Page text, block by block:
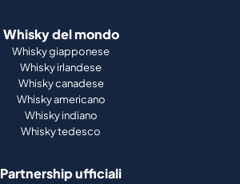
Whisky del mondo
Whisky giapponese
Whisky irlandese
Whisky canadese
Whisky americano
Whisky indiano
Whisky tedesco
Partnership ufficiali